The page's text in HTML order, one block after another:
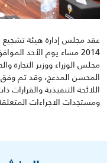
عقد مجلس إدارة هيئة تشجيع
مجلس الوزراء ووزير التجارة
المحسن المدعج، وقد تم
ومستجدات الاجراءات